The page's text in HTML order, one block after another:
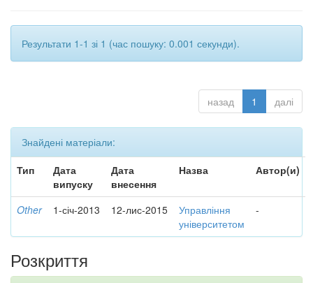
Результати 1-1 зі 1 (час пошуку: 0.001 секунди).
назад 1 далі
Знайдені матеріали:
Тип
Дата
випуску
Дата
внесення
Назва Автор(и)
Other 1-січ-2013 12-лис-2015
Управління
університетом
-
Розкриття